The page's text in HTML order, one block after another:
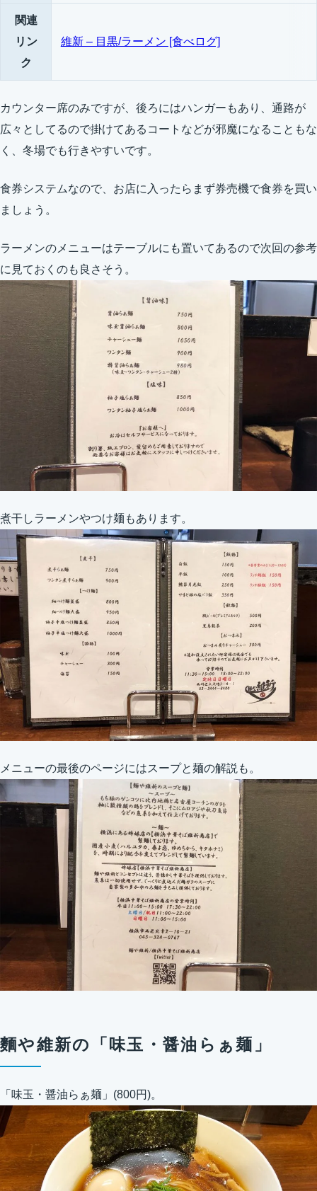
関連
リン
ク
維新 – 目黒/ラーメン [食べログ]
カウンター席のみですが、後ろにはハンガーもあり、通路が
広々としてるので掛けてあるコートなどが邪魔になることもな
く、冬場でも行きやすいです。
食券システムなので、お店に入ったらまず券売機で食券を買い
ましょう。
ラーメンのメニューはテーブルにも置いてあるので次回の参考
に見ておくのも良さそう。
煮干しラーメンやつけ麺もあります。
メニューの最後のページにはスープと麺の解説も。
麵や維新の「味玉・醤油らぁ麺」
「味玉・醤油らぁ麺」(800円)。